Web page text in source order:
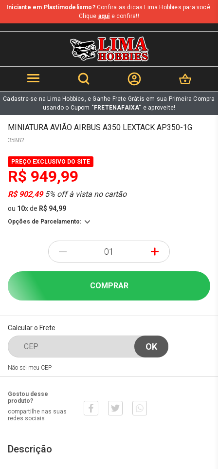
b
Iniciante em Plastimodelismo?Confira as dicas Lima Hobbies para você.
Clique aqui e confira!!
Cadastre-se na Lima Hobbies, e Ganhe Frete Grátis em sua Primeira Compra
usando o Cupom "FRETENAFAIXA" e aproveite!
MINIATURA AVIÃO AIRBUS A350 LEXTACK AP350-1G
35882
PREÇO EXCLUSIVO DO SITE
R$ 949,99
R$ 902,495% off à vista no cartão
ou 10xde R$ 94,99
Opções de Parcelamento:
- +
COMPRAR
Calcular o Frete
Não sei meu CEP
Gostou desse
produto?
compartilhe nas suas
redes sociais
Descrição